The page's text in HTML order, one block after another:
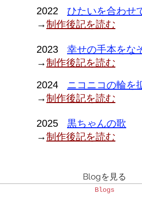
2022 ひたいを合わせ
→制作後記を読む
​2023 幸せの手本をな
→制作後記を読む
​2024 ニコニコの輪を
→制作後記を読む
2025 黒ちゃんの歌
​→制作後記を読む
Blogを見る
Blogs